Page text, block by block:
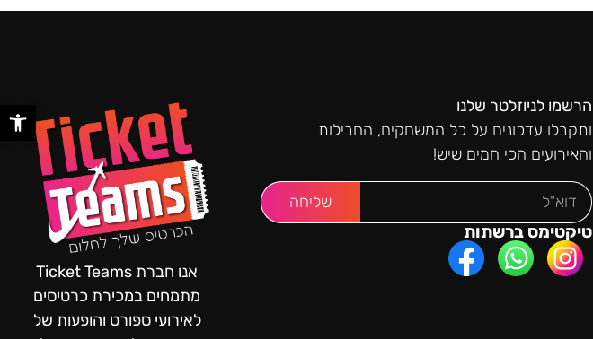
הרשמו לניוזלטר שלנו
ותקבלו עדכונים על כל המשחקים, החבילות
והאירועים הכי חמים שיש!
שליחה
טיקטימס ברשתות
אנו חברת Ticket Teams
מתמחים במכירת כרטיסים
לאירועי ספורט והופעות של
פתח